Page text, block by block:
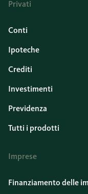
Privati
Conti
Ipoteche
Crediti
Investimenti
Previdenza
Tutti i prodotti
Imprese
Finanziamento delle